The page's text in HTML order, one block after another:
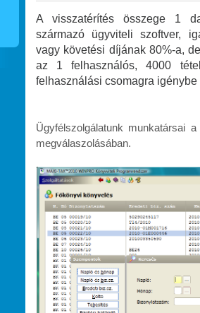
A visszatérítés összege 1
származó ügyviteli szoftver,
vagy követési díjának 80%-a,
az 1 felhasználós, 4000
felhasználási csomagra igénybe
Ügyfélszolgálatunk munkatársai
megválaszolásában.